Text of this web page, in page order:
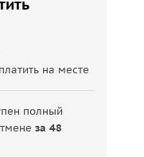
на месте
полный
за 48